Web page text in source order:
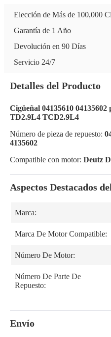
Elección de Más de 100,000
Garantía de 1 Año
Devolución en 90 Días
Servicio 24/7
Detalles del Producto
Cigüeñal 04135610
TD2.9L4 TCD2.9L4
Número de pieza de repuesto:
4135602
Compatible con motor: Deutz
Aspectos Destacados
Marca:
Marca De Motor Compatible:
Número De Motor:
Número De Parte De
Repuesto:
Envío